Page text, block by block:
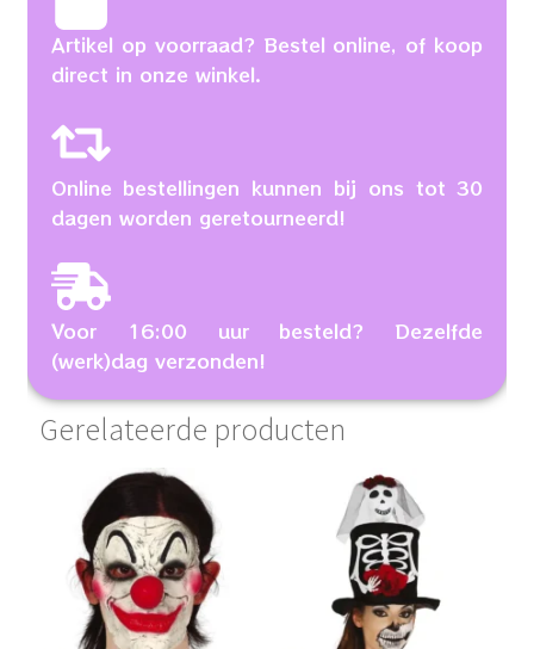
Artikel op voorraad? Bestel online, of koop
direct in onze winkel.
Online bestellingen kunnen bij ons tot 30
dagen worden geretourneerd!
Voor 16:00 uur besteld? Dezelfde
(werk)dag verzonden!
Gerelateerde producten